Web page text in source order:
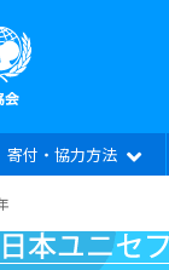
寄付・協力方法